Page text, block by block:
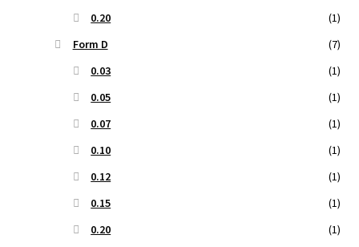
0.20
(1)
Form D
(7)
0.03
(1)
0.05
(1)
0.07
(1)
0.10
(1)
0.12
(1)
0.15
(1)
0.20
(1)